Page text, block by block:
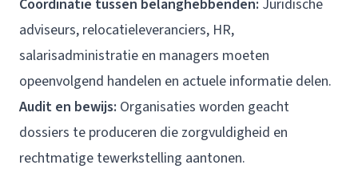
Coördinatie tussen belanghebbenden: Juridische
adviseurs, relocatieleveranciers, HR,
salarisadministratie en managers moeten
opeenvolgend handelen en actuele informatie delen.
Audit en bewijs: Organisaties worden geacht
dossiers te produceren die zorgvuldigheid en
rechtmatige tewerkstelling aantonen.